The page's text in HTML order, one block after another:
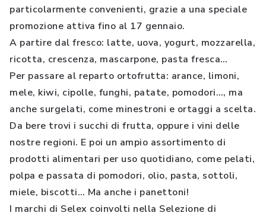
particolarmente convenienti, grazie a una speciale
promozione attiva fino al 17 gennaio.
A partire dal fresco: latte, uova, yogurt, mozzarella,
ricotta, crescenza, mascarpone, pasta fresca…
Per passare al reparto ortofrutta: arance, limoni,
mele, kiwi, cipolle, funghi, patate, pomodori…, ma
anche surgelati, come minestroni e ortaggi a scelta.
Da bere trovi i succhi di frutta, oppure i vini delle
nostre regioni. E poi un ampio assortimento di
prodotti alimentari per uso quotidiano, come pelati,
polpa e passata di pomodori, olio, pasta, sottoli,
miele, biscotti… Ma anche i panettoni!
I marchi di Selex coinvolti nella Selezione di